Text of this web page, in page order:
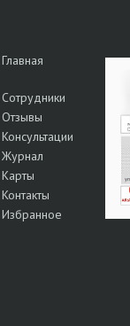
Главная
Сотрудники
Отзывы
Консультации
Журнал
Карты
Контакты
Избранное